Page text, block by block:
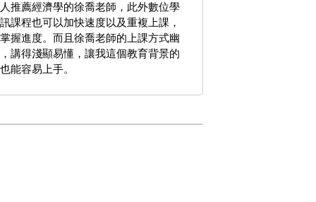
推薦經濟學的徐喬老師，此外數位學
課程也可以加快速度以及重複上課，
握進度。而且徐喬老師的上課方式幽
講得淺顯易懂，讓我這個教育背景的
能容易上手。